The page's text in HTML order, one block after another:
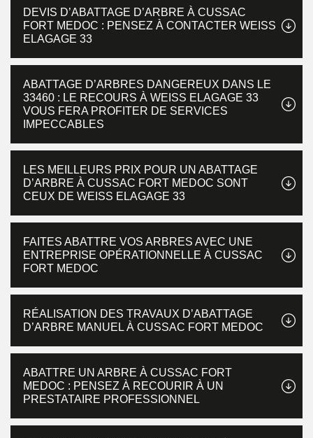
DEVIS D’ABATTAGE D’ARBRE À CUSSAC
FORT MEDOC : PENSEZ À CONTACTER WEISS
ELAGAGE 33
ABATTAGE D’ARBRES DANGEREUX DANS LE
33460 : LE RECOURS À WEISS ELAGAGE 33
VOUS FERA PROFITER DE SERVICES
IMPECCABLES
LES MEILLEURS PRIX POUR UN ABATTAGE
D’ARBRE À CUSSAC FORT MEDOC SONT
CEUX DE WEISS ELAGAGE 33
FAITES ABATTRE VOS ARBRES AVEC UNE
ENTREPRISE OPÉRATIONNELLE À CUSSAC
FORT MEDOC
RÉALISATION DES TRAVAUX D’ABATTAGE
D’ARBRE MANUEL À CUSSAC FORT MEDOC
ABATTRE UN ARBRE À CUSSAC FORT
MEDOC : PENSEZ À RECOURIR À UN
PRESTATAIRE PROFESSIONNEL